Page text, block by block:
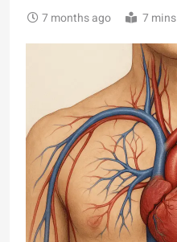
7 months ago 7 mins